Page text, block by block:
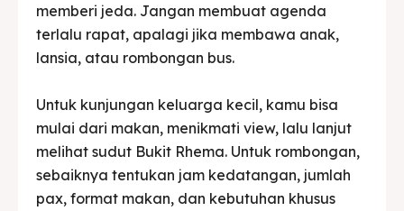
memberi jeda. Jangan membuat agenda
terlalu rapat, apalagi jika membawa anak,
lansia, atau rombongan bus.
Untuk kunjungan keluarga kecil, kamu bisa
mulai dari makan, menikmati view, lalu lanjut
melihat sudut Bukit Rhema. Untuk rombongan,
sebaiknya tentukan jam kedatangan, jumlah
pax, format makan, dan kebutuhan khusus